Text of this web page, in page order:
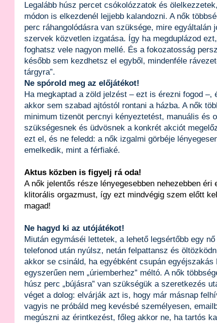
Legalább húsz percet csókolózzatok és
módon is elkezdenél lejjebb kalandozni. A nők
perc ráhangolódásra van szüksége, mire egyáltalán
szervek közvetlen izgatása. Így ha megduplázod
foghatsz vele nagyon mellé. És a fokozatosság
később sem kezdhetsz el egyből, mindenféle
tárgyra”.
Ne spórold meg az előjátékot!
Ha megkaptad a zöld jelzést – ezt is érezni fogod –,
akkor sem szabad ajtóstól rontani a házba. A nők
minimum tizenöt percnyi kényeztetést, manuális és
szükségesnek és üdvösnek a konkrét akciót
ezt el, és ne feledd: a nők izgalmi görbéje
emelkedik, mint a férfiaké.
Aktus közben is figyelj rá oda!
A nők jelentős része lényegesebben nehezebben éri
klitorális orgazmust, így ezt mindvégig szem előtt
magad!
Ne hagyd ki az utójátékot!
Miután egymáséi lettetek, a lehető legsértőbb egy
telefonod után nyúlsz, netán felpattansz és
akkor se csináld, ha egyébként csupán
egyszerűen nem „úriemberhez” méltó. A nők
húsz perc „bújásra” van szükségük a szeretkezés
véget a dolog: elvárják azt is, hogy már másnap
vagyis ne próbáld meg kevésbé személyesen,
megúszni az érintkezést, főleg akkor ne, ha tartós